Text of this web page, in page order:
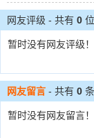
网友评级 - 共有 0
暂时没有网友评级！
网友留言 - 共有 0
暂时没有网友留言！